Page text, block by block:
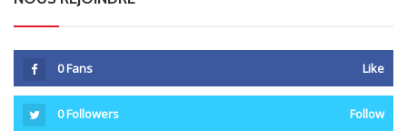
0Fans Like
0Followers Follow